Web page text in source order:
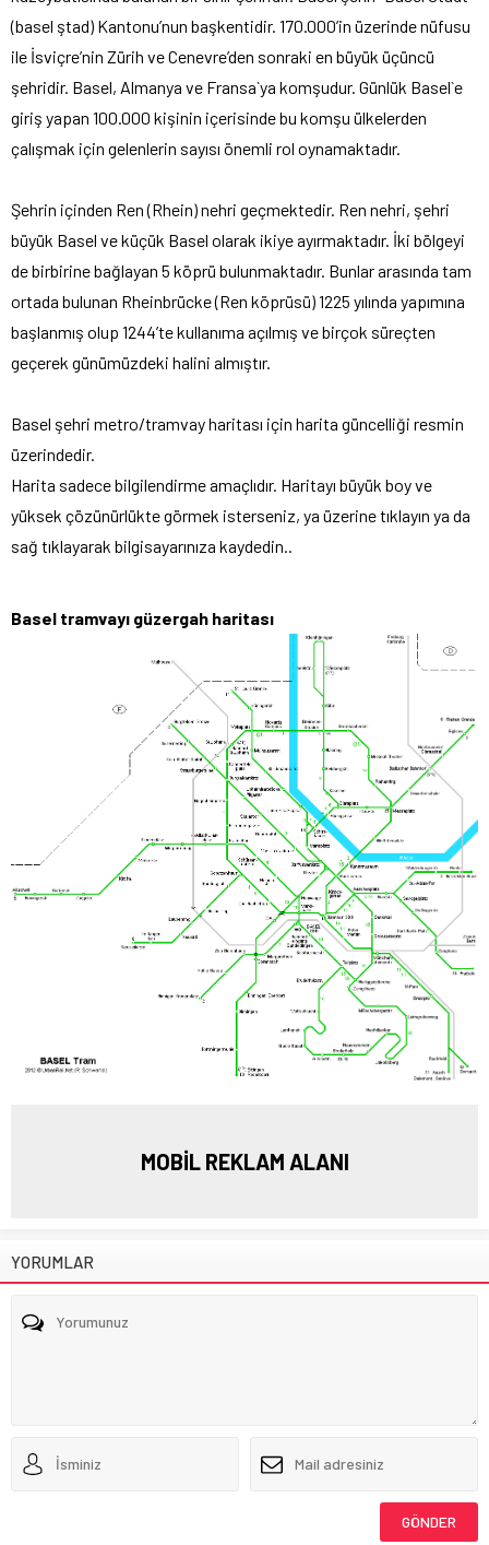
(basel ştad) Kantonu’nun başkentidir. 170.000’in üzerinde nüfusu
ile İsviçre’nin Zürih ve Cenevre’den sonraki en büyük üçüncü
şehridir. Basel, Almanya ve Fransa`ya komşudur. Günlük Basel`e
giriş yapan 100.000 kişinin içerisinde bu komşu ülkelerden
çalışmak için gelenlerin sayısı önemli rol oynamaktadır.
Şehrin içinden Ren (Rhein) nehri geçmektedir. Ren nehri, şehri
büyük Basel ve küçük Basel olarak ikiye ayırmaktadır. İki bölgeyi
de birbirine bağlayan 5 köprü bulunmaktadır. Bunlar arasında tam
ortada bulunan Rheinbrücke (Ren köprüsü) 1225 yılında yapımına
başlanmış olup 1244’te kullanıma açılmış ve birçok süreçten
geçerek günümüzdeki halini almıştır.
Basel şehri metro/tramvay haritası için harita güncelliği resmin
üzerindedir.
Harita sadece bilgilendirme amaçlıdır. Haritayı büyük boy ve
yüksek çözünürlükte görmek isterseniz, ya üzerine tıklayın ya da
sağ tıklayarak bilgisayarınıza kaydedin..
Basel tramvayı güzergah haritası
MOBİL REKLAM ALANI
YORUMLAR